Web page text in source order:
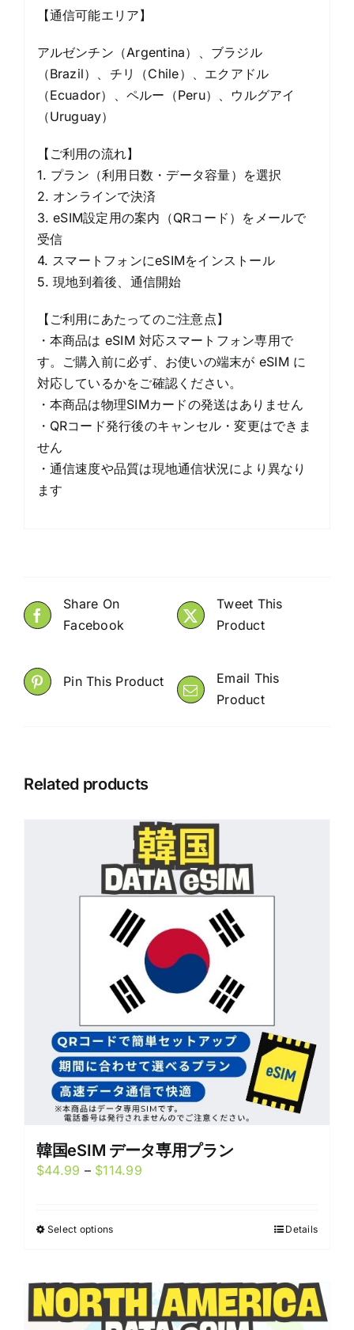
【通信可能エリア】
アルゼンチン（Argentina）、ブラジル
（Brazil）、チリ（Chile）、エクアドル
（Ecuador）、ペルー（Peru）、ウルグアイ
（Uruguay）
【ご利用の流れ】
1. プラン（利用日数・データ容量）を選択
2. オンラインで決済
3. eSIM設定用の案内（QRコード）をメールで
受信
4. スマートフォンにeSIMをインストール
5. 現地到着後、通信開始
【ご利用にあたってのご注意点】
・本商品は eSIM 対応スマートフォン専用で
す。ご購入前に必ず、お使いの端末が eSIM に
対応しているかをご確認ください。
・本商品は物理SIMカードの発送はありません
・QRコード発行後のキャンセル・変更はできま
せん
・通信速度や品質は現地通信状況により異なり
ます
Share On
Facebook
Tweet This
Product
Pin This Product
Email This
Product
Related products
韓国eSIM データ専用プラン
$44.99 – $114.99Price
Select optionsThis
multiple
variants.
Details